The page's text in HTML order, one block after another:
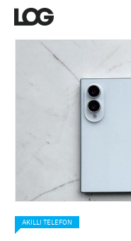
AKILLI TELEFON